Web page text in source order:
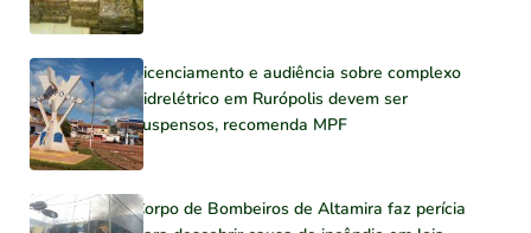
Licenciamento e audiência sobre complexo
hidrelétrico em Rurópolis devem ser
suspensos, recomenda MPF
Corpo de Bombeiros de Altamira faz perícia